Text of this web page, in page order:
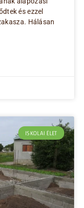
és ezzel
Hálásan
ISKOLAI ÉLET